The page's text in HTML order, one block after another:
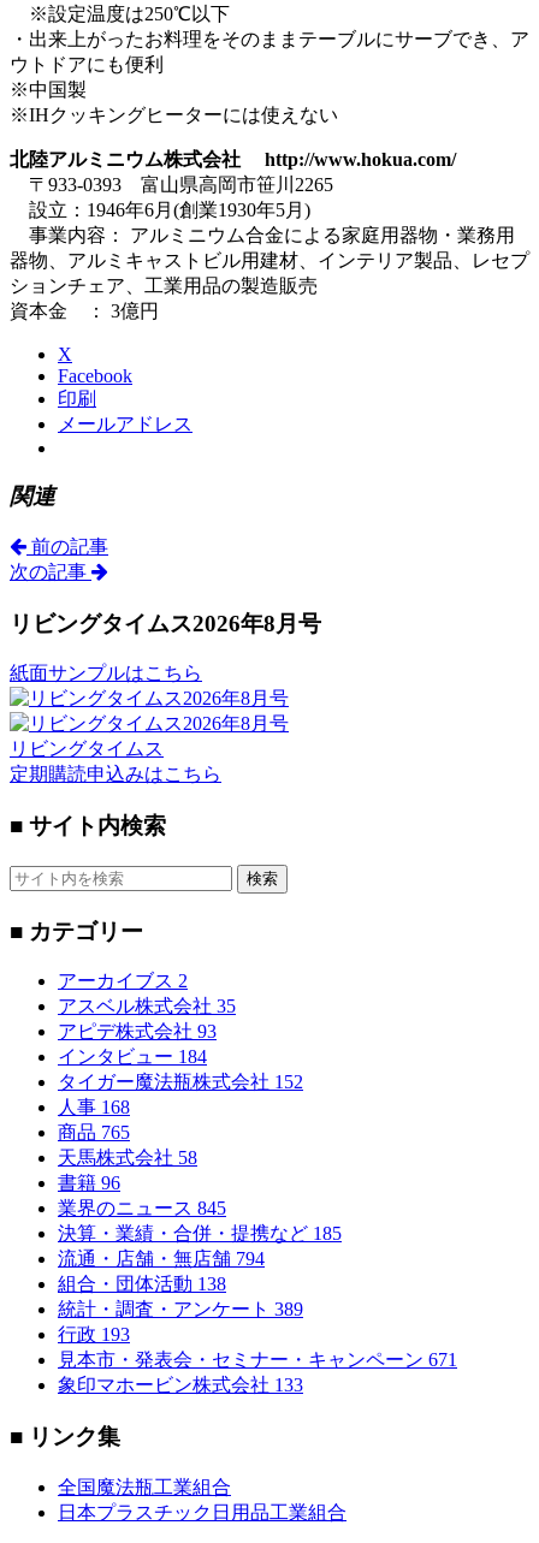
※設定温度は250℃以下
・出来上がったお料理をそのままテーブルにサーブでき、ア
ウトドアにも便利
※中国製
※IHクッキングヒーターには使えない
北陸アルミニウム株式会社 http://www.hokua.com/
〒933-0393 富山県高岡市笹川2265
設立：1946年6月(創業1930年5月)
事業内容： アルミニウム合金による家庭用器物・業務用
器物、アルミキャストビル用建材、インテリア製品、レセプ
ションチェア、工業用品の製造販売
資本金 ： 3億円
X
Facebook
印刷
メールアドレス
関連
前の記事
次の記事
リビングタイムス2026年8月号
紙面サンプルはこちら
リビングタイムス
定期購読申込みはこちら
■ サイト内検索
検索
■ カテゴリー
アーカイブス 2
アスベル株式会社 35
アピデ株式会社 93
インタビュー 184
タイガー魔法瓶株式会社 152
人事 168
商品 765
天馬株式会社 58
書籍 96
業界のニュース 845
決算・業績・合併・提携など 185
流通・店舗・無店舗 794
組合・団体活動 138
統計・調査・アンケート 389
行政 193
見本市・発表会・セミナー・キャンペーン 671
象印マホービン株式会社 133
■ リンク集
全国魔法瓶工業組合
日本プラスチック日用品工業組合